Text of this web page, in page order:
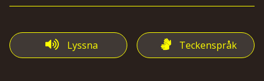
Lyssna Teckenspråk